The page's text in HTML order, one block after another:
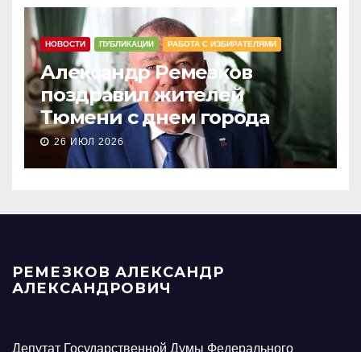
НОВОСТИ ПУБЛИКАЦИИ РАБОТА С ИЗБИРАТЕЛЯМИ
Александр Ремезков
поздравил жителей
Тюмени с днем города
26 ИЮЛ 2026
РЕМЕЗКОВ АЛЕКСАНДР
АЛЕКСАНДРОВИЧ
Депутат Государственной Думы Федерального